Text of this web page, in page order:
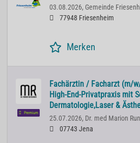
03.08.2026, Gemeinde
77948 Friesenheim
Merken
Premium
Fachärztin / Facharzt (m/
High-End-Privatpraxis mit
Dermatologie,Laser &
25.07.2026, Dr. med Marion
07743 Jena